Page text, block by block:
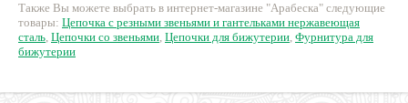
Также Вы можете выбрать в интернет-магазине "Арабеска" следующие
товары: Цепочка с резными звеньями и гантельками нержавеющая
сталь, Цепочки со звеньями, Цепочки для бижутерии, Фурнитура для
бижутерии